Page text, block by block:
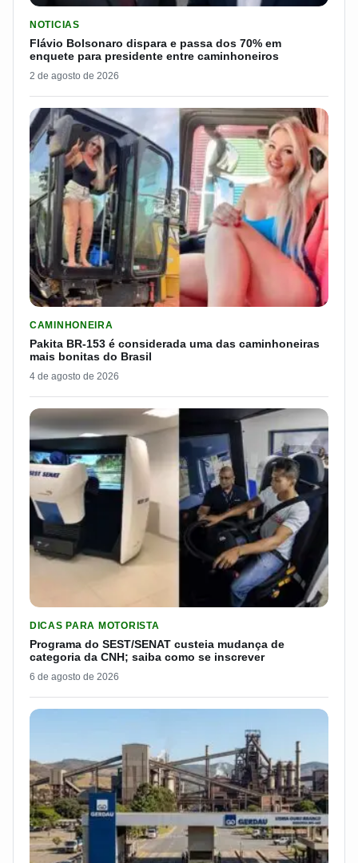
NOTICIAS
Flávio Bolsonaro dispara e passa dos 70% em
enquete para presidente entre caminhoneiros
2 de agosto de 2026
CAMINHONEIRA
Pakita BR-153 é considerada uma das caminhoneiras
mais bonitas do Brasil
4 de agosto de 2026
DICAS PARA MOTORISTA
Programa do SEST/SENAT custeia mudança de
categoria da CNH; saiba como se inscrever
6 de agosto de 2026